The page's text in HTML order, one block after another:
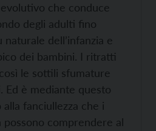
che conduce
degli adulti fino
dell’infanzia e
dei bambini. I ritratti
le sottili sfumature
Ed è mediante questo
fanciullezza che i
comprendere al